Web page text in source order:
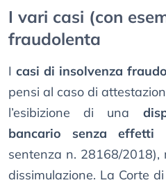
I vari casi (con
fraudolenta
I casi di insolvenza
pensi al caso di
l’esibizione di una
bancario senza effetti
sentenza n. 28168/
dissimulazione. La Corte